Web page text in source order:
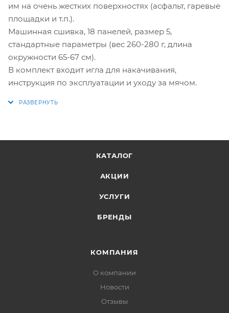
им на очень жестких поверхностях (асфальт, гаревые
площадки и т.п.).
Машинная сшивка, 18 панелей, размер 5,
стандартные параметры (вес 260-280 г, длина
окружности 65-67 см).
В комплект входит игла для накачивания,
инструкция по эксплуатации и уходу за мячом.
КАТАЛОГ
АКЦИИ
УСЛУГИ
БРЕНДЫ
КОМПАНИЯ
О компании
Новости
Отзывы